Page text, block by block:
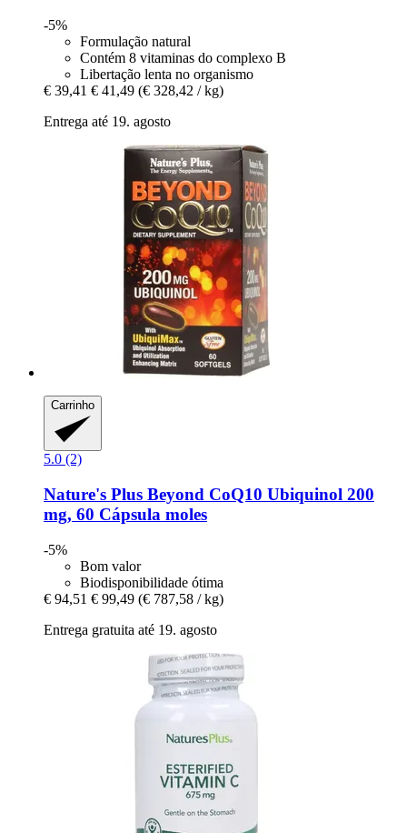
-5%
Formulação natural
Contém 8 vitaminas do complexo B
Libertação lenta no organismo
€ 39,41 € 41,49 (€ 328,42 / kg)
Entrega até 19. agosto
Carrinho
5.0 (2)
Nature's Plus Beyond CoQ10 Ubiquinol 200
mg, 60 Cápsula moles
-5%
Bom valor
Biodisponibilidade ótima
€ 94,51 € 99,49 (€ 787,58 / kg)
Entrega gratuita até 19. agosto